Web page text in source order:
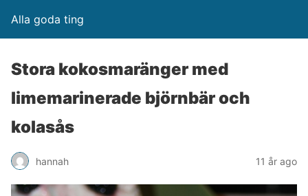
Alla goda ting
Stora kokosmaränger med
limemarinerade björnbär och
kolasås
hannah 11 år ago